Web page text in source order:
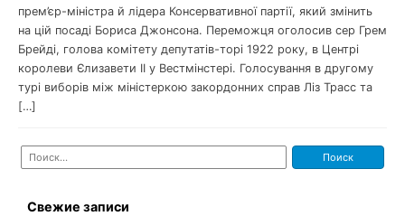
прем’єр-міністра й лідера Консервативної партії, який змінить
на цій посаді Бориса Джонсона. Переможця оголосив сер Грем
Брейді, голова комітету депутатів-торі 1922 року, в Центрі
королеви Єлизавети II у Вестмінстері. Голосування в другому
турі виборів між міністеркою закордонних справ Ліз Трасс та
[…]
Найти:
Свежие записи